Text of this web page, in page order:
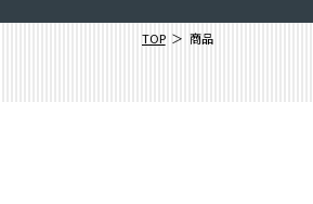
TOP 商品